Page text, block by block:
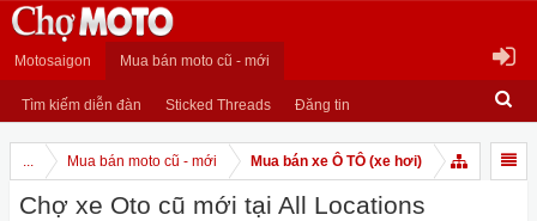
Motosaigon Mua bán moto cũ - mới
Tìm kiếm diễn đàn Sticked Threads Đăng tin
... Mua bán moto cũ - mới Mua bán xe Ô TÔ (xe hơi)
Chợ xe Oto cũ mới tại All Locations